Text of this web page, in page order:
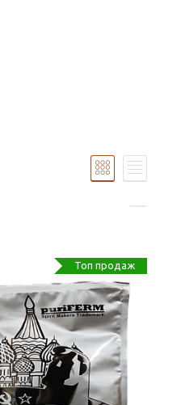
Топ продаж